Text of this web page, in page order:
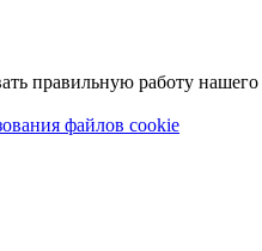
правильную работу нашего
файлов cookie